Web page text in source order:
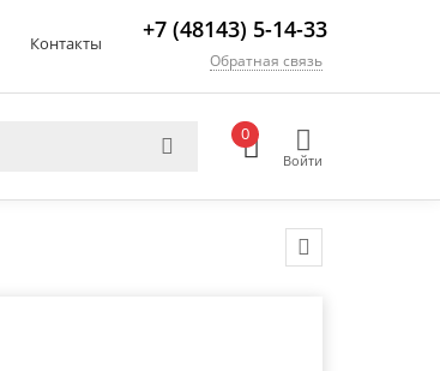
Контакты
+7 (48143) 5-14-33
Обратная связь
0
Войти